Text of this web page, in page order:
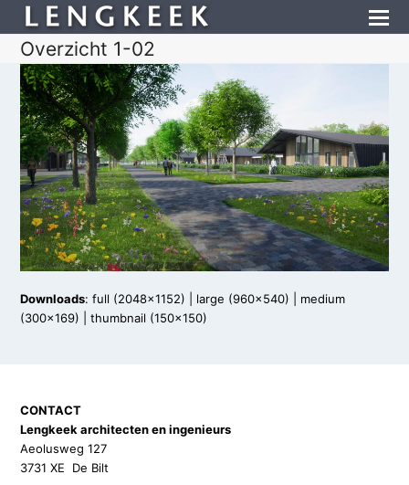
Overzicht 1-02
Downloads:full (2048x1152) large (960x540)
medium
(300x169) |thumbnail (150x150)
CONTACT
Lengkeek architecten en ingenieurs
Aeolusweg 127
3731 XE De Bilt